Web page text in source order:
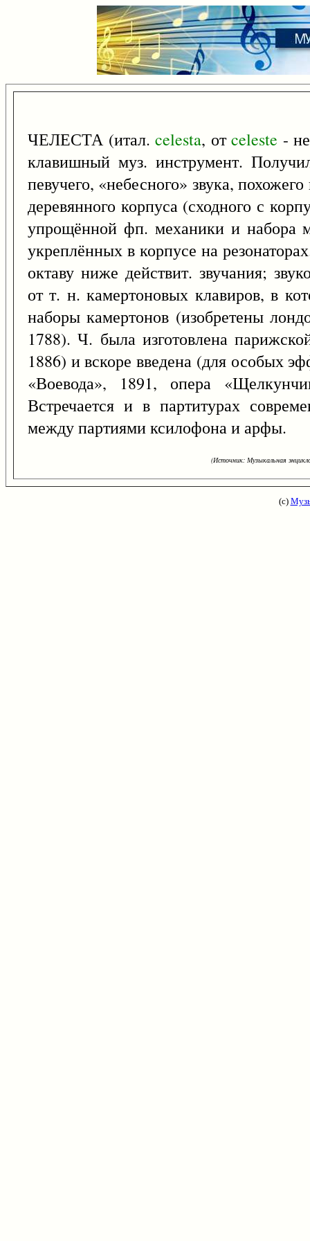
ЧЕЛЕСТА (итал.celesta, отceleste -
клавишный муз. инструмент.
певучего, «небесного» звука,
деревянного корпуса (сходного с
упрощённой фп. механики и набора
укреплённых в корпусе на
октаву ниже действит. звучания;
от т. н. камертоновых клавиров, в
наборы камертонов (изобретены
1788). Ч. была изготовлена
1886) и вскоре введена (для особых
«Воевода», 1891, опера
Встречается и в партитурах
между партиями ксилофона и арфы.
(Источник: Музыкальная
(с)